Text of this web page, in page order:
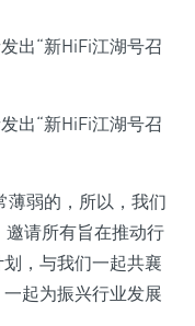
薄弱的，所以，我们
邀请所有旨在推动行
，与我们一起共襄
起为振兴行业发展